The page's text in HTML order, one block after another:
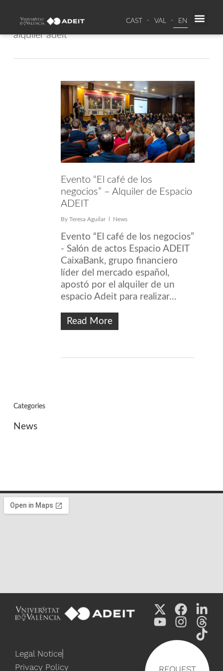
CAST VAL EN
REQUEST
Tag
alquiler adeit
Evento “El café de los
negocios” – Alquiler de Espacio
ADEIT
By Teresa Aguilar News
Evento “El café de los negocios”
- Salón de actos Espacio ADEIT
CaixaBank, grupo financiero
líder del mercado español,
apostó por el alquiler de un
espacio Adeit para realizar…
Read More
Categories
News
Legal Notice
Privacy Policy